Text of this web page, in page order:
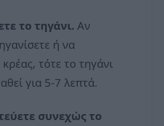
το τηγάνι. Αν
ή να
τότε το τηγάνι
για 5-7 λεπτά.
συνεχώς το